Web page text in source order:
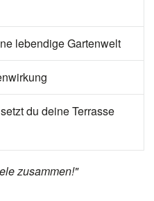
lebendige Gartenwelt
du deine Terrasse
zusammen!"